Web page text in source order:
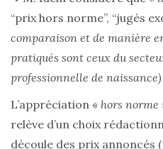
“prix hors norme”, “jugés
comparaison et de manière
pratiqués sont ceux du
professionnelle de naissance)
L’appréciation « hors norme
relève d’un choix
découle des prix annoncés